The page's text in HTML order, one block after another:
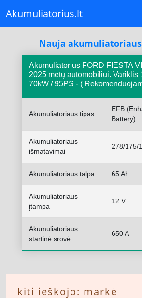
Akumuliatorius.lt
Nauja
Akumuliatorius FORD FIESTA
2025 metų automobiliui. Variklis
70kW / 95PS - (
Akumuliatoriaus tipas
EFB
Battery)
Akumuliatoriaus
išmatavimai
278/175/
Akumuliatoriaus talpa 65 Ah
Akumuliatoriaus
įtampa
12 V
Akumuliatoriaus
startinė srovė
650 A
kiti ieškojo: markė